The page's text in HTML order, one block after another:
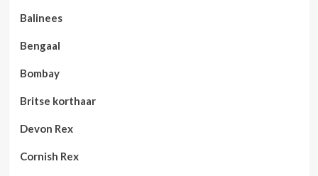
Balinees
Bengaal
Bombay
Britse korthaar
Devon Rex
Cornish Rex